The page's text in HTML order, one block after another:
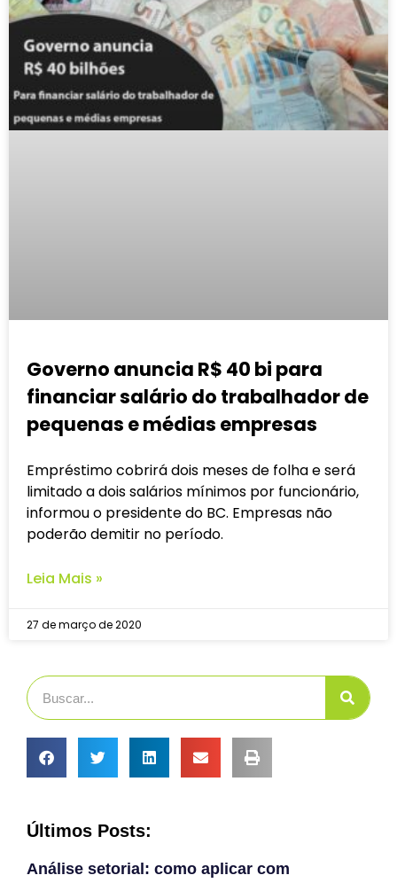
Governo anuncia R$ 40 bi para
financiar salário do trabalhador de
pequenas e médias empresas
Empréstimo cobrirá dois meses de folha e será
limitado a dois salários mínimos por funcionário,
informou o presidente do BC. Empresas não
poderão demitir no período.
Leia Mais »
27 de março de 2020
Últimos Posts:
Análise setorial: como aplicar com